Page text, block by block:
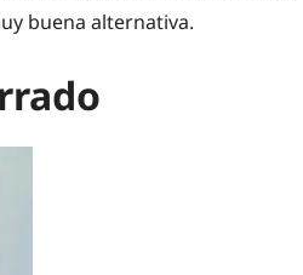
buena alternativa.